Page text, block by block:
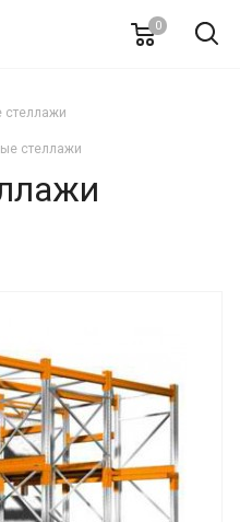
0
стеллажи
стеллажи